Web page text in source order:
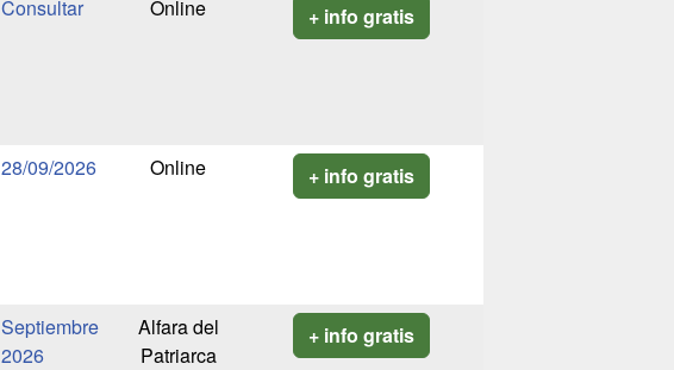
Online + info gratis
28/09/2026 Online + info gratis
Septiembre
2026
Alfara del
Patriarca
+ info gratis